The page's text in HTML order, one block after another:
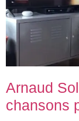
Arnaud
chansons